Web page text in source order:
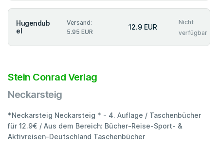
Hugendub
el
Versand:
5.95 EUR
12.9 EUR
Nicht
verfügbar
Stein Conrad Verlag
Neckarsteig
*Neckarsteig Neckarsteig * - 4. Auflage / Taschenbücher
für 12.9€ / Aus dem Bereich: Bücher-Reise-Sport- &
Aktivreisen-Deutschland Taschenbücher